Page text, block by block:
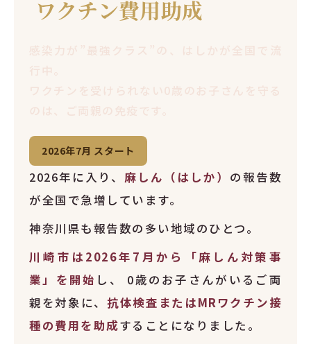
ワクチン費用助成
2026年7月 スタート
2026年に入り、 麻しん（はしか） の報告数
が全国で急増しています。
神奈川県も報告数の多い地域のひとつ。
川崎市は2026年7月から「麻しん対策事
業」を開始 し、 0歳のお子さんがいるご両
親を対象に、 抗体検査またはMRワクチン接
種の費用を助成することになりました。